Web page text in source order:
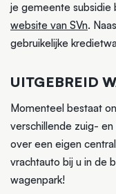
je gemeente subsidie
website van SVn.
gebruikelijke
UITGEBREID
Momenteel bestaat
verschillende zuig-
over een eigen
vrachtauto bij u in de
wagenpark!